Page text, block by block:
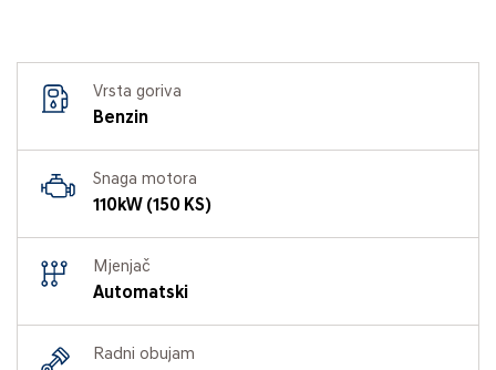
Vrsta goriva
Benzin
Snaga motora
110kW (150 KS)
Mjenjač
Automatski
Radni obujam